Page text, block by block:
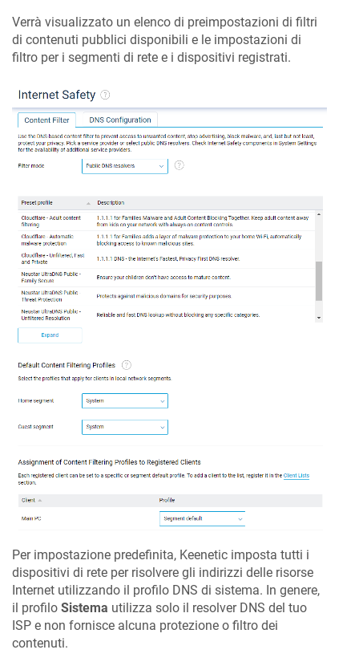
Verrà visualizzato un elenco di preimpostazioni di filtri
di contenuti pubblici disponibili e le impostazioni di
filtro per i segmenti di rete e i dispositivi registrati.
Per impostazione predefinita, Keenetic imposta tutti i
dispositivi di rete per risolvere gli indirizzi delle risorse
Internet utilizzando il profilo DNS di sistema. In genere,
il profilo Sistema utilizza solo il resolver DNS del tuo
ISP e non fornisce alcuna protezione o filtro dei
contenuti.